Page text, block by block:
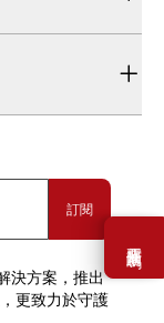
需要幫助嗎？
訂閱
決方案，推出
更致力於守護